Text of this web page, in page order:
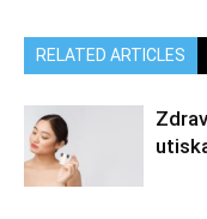
RELATED ARTICLES